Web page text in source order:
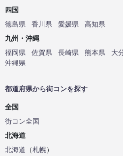
四国
徳島県
香川県 愛媛県
高知県
九州・沖縄
福岡県
佐賀県 長崎県 熊本県 大
沖縄県
都道府県から街コンを探す
全国
街コン全国
北海道
北海道 （札幌）